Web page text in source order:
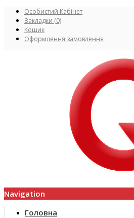
Особистий Кабінет
Закладки (0)
Кошик
Оформлення замовлення
Navigation
Головна